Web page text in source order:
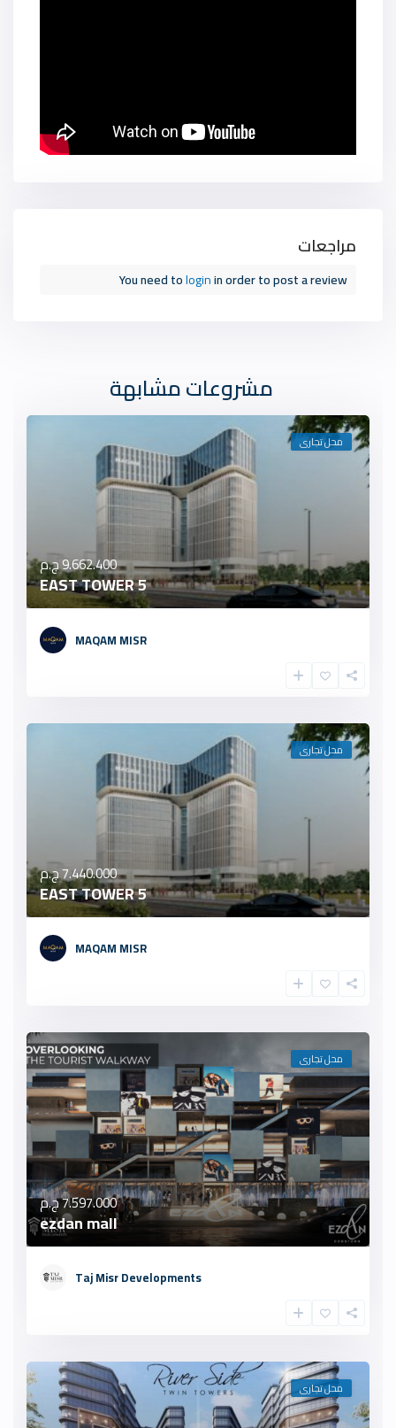
مراجعات
You need tologinin order to post a review
مشروعات مشابهة
محل تجارى
9.662.400 ج.م
5 EAST TOWER
MAQAM MISR
محل تجارى
7.440.000 ج.م
5 EAST TOWER
MAQAM MISR
محل تجارى
7.597.000 ج.م
ezdan mall
Taj Misr Developments
محل تجارى